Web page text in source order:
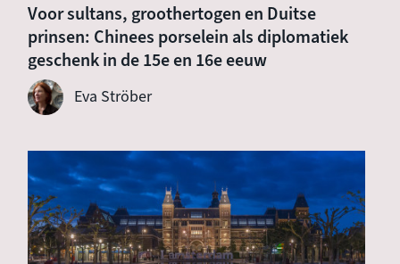
Voor sultans, groothertogen en Duitse
prinsen: Chinees porselein als diplomatiek
geschenk in de 15e en 16e eeuw
Eva Ströber